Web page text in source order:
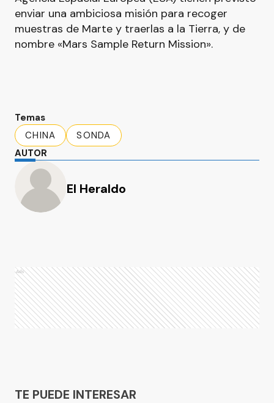
enviar una ambiciosa misión para recoger
muestras de Marte y traerlas a la Tierra, y de
nombre «Mars Sample Return Mission».
Temas
CHINA
SONDA
AUTOR
El Heraldo
Ads
TE PUEDE INTERESAR